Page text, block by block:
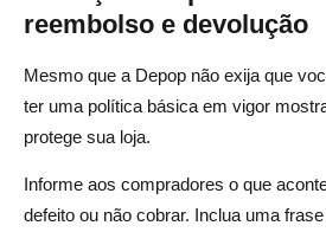
reembolso e devolução
Mesmo que a Depop não exija que
ter uma política básica em vigor
protege sua loja.
Informe aos compradores o que
defeito ou não cobrar. Inclua uma